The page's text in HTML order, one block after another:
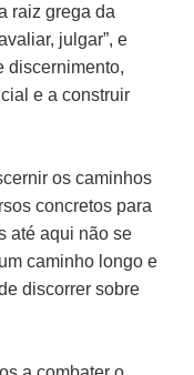
raiz grega da
julgar”, e
discernimento,
e a construir
os caminhos
concretos para
até aqui não se
caminho longo e
discorrer sobre